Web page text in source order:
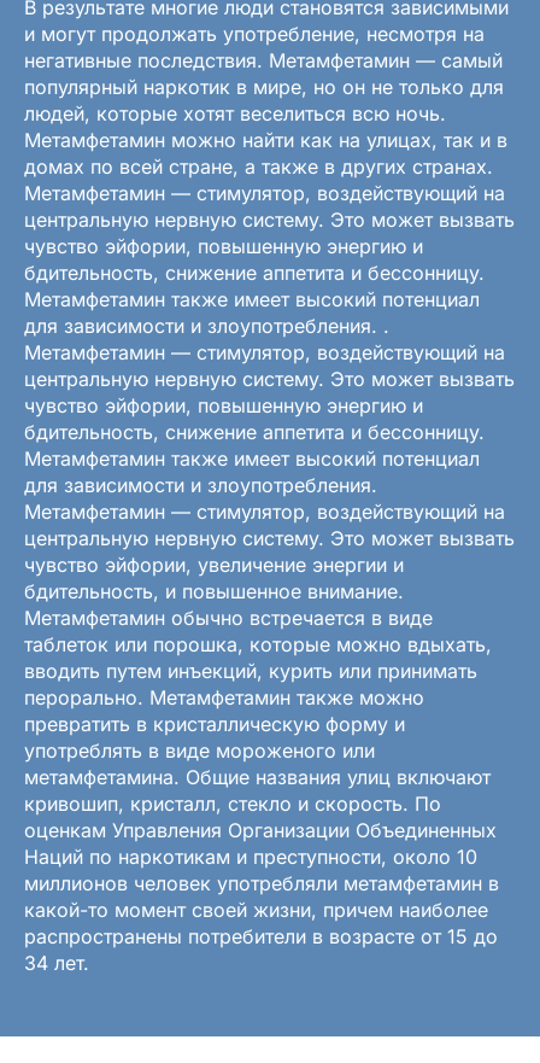
В результате многие люди становятся зависимыми
и могут продолжать употребление, несмотря на
негативные последствия. Метамфетамин — самый
популярный наркотик в мире, но он не только для
людей, которые хотят веселиться всю ночь.
Метамфетамин можно найти как на улицах, так и в
домах по всей стране, а также в других странах.
Метамфетамин — стимулятор, воздействующий на
центральную нервную систему. Это может вызвать
чувство эйфории, повышенную энергию и
бдительность, снижение аппетита и бессонницу.
Метамфетамин также имеет высокий потенциал
для зависимости и злоупотребления. .
Метамфетамин — стимулятор, воздействующий на
центральную нервную систему. Это может вызвать
чувство эйфории, повышенную энергию и
бдительность, снижение аппетита и бессонницу.
Метамфетамин также имеет высокий потенциал
для зависимости и злоупотребления.
Метамфетамин — стимулятор, воздействующий на
центральную нервную систему. Это может вызвать
чувство эйфории, увеличение энергии и
бдительность, и повышенное внимание.
Метамфетамин обычно встречается в виде
таблеток или порошка, которые можно вдыхать,
вводить путем инъекций, курить или принимать
перорально. Метамфетамин также можно
превратить в кристаллическую форму и
употреблять в виде мороженого или
метамфетамина. Общие названия улиц включают
кривошип, кристалл, стекло и скорость. По
оценкам Управления Организации Объединенных
Наций по наркотикам и преступности, около 10
миллионов человек употребляли метамфетамин в
какой-то момент своей жизни, причем наиболее
распространены потребители в возрасте от 15 до
34 лет.